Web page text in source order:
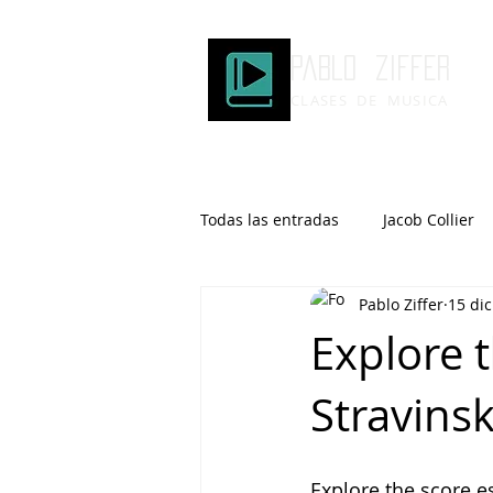
Todas las entradas Jacob Collier
Microtonalidad Armonía
Robert Glasper DOMi
Brad Mehldau Keith Jarrett
Explore
Pablo Ziffer 15